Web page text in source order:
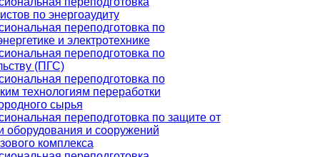
по энергоаудиту
переподготовка по
и электротехнике
переподготовка по
(ПГС)
переподготовка по
технологиям переработки
сырья
переподготовка по защите от
оборудования и сооружений
комплекса